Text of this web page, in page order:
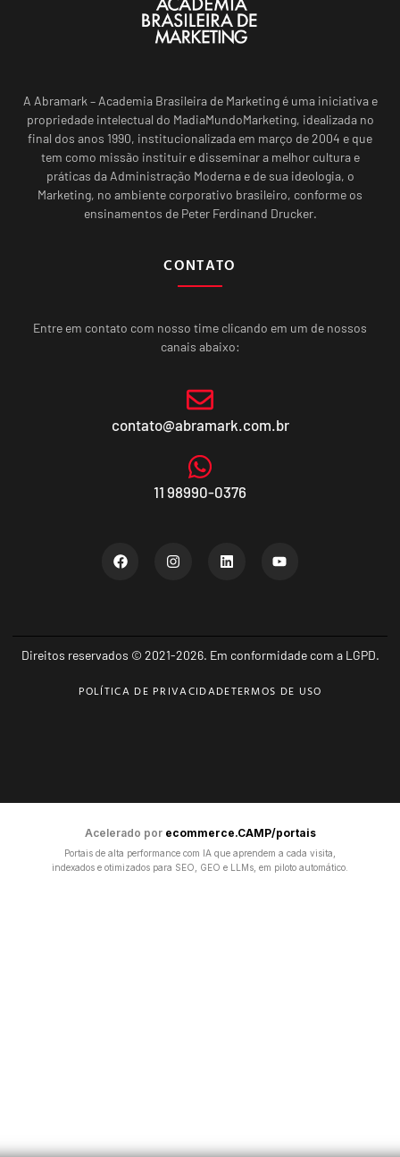
A Abramark – Academia Brasileira de Marketing é uma iniciativa e
propriedade intelectual do MadiaMundoMarketing, idealizada no
final dos anos 1990, institucionalizada em março de 2004 e que
tem como missão instituir e disseminar a melhor cultura e
práticas da Administração Moderna e de sua ideologia, o
Marketing, no ambiente corporativo brasileiro, conforme os
ensinamentos de Peter Ferdinand Drucker.
CONTATO
Entre em contato com nosso time clicando em um de nossos
canais abaixo:
contato@abramark.com.br
11 98990-0376
Direitos reservados © 2021-2026. Em conformidade com a LGPD.
POLÍTICA DE PRIVACIDADETERMOS DE USO
Acelerado por ecommerce.CAMP/portais
Portais de alta performance com IA que aprendem a cada visita,
indexados e otimizados para SEO, GEO e LLMs, em piloto automático.